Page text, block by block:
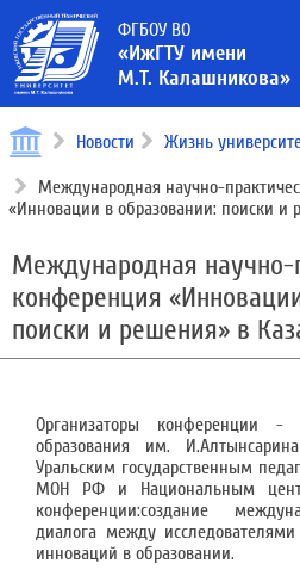
ФГБОУ ВО
«ИжГТУ имени
М.Т. Калашникова»
Новости Жизнь
Международная научно-
«Инновации в образовании: поиски и
Международная научно-
конференция
поиски и решения» в
Организаторы конференции -
образования им.
Уральским государственным
МОН РФ и Национальным
конференции:создание
диалога между
инноваций в образовании.